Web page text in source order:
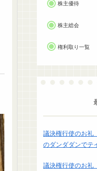
株主優待
株主総会
権利取り一覧
議決権行使のお礼
のダンダダンでテ
議決権行使のお礼